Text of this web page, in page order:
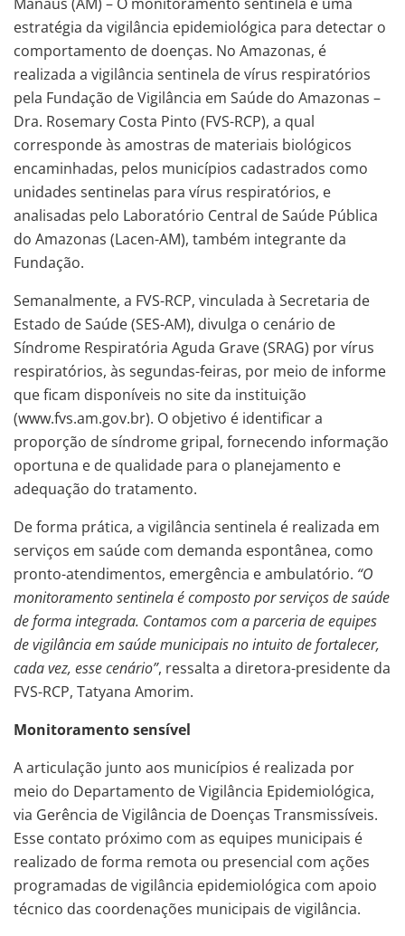
estratégia da vigilância epidemiológica para detectar o
comportamento de doenças. No Amazonas, é
realizada a vigilância sentinela de vírus respiratórios
pela Fundação de Vigilância em Saúde do Amazonas –
Dra. Rosemary Costa Pinto (FVS-RCP), a qual
corresponde às amostras de materiais biológicos
encaminhadas, pelos municípios cadastrados como
unidades sentinelas para vírus respiratórios, e
analisadas pelo Laboratório Central de Saúde Pública
do Amazonas (Lacen-AM), também integrante da
Fundação.
Semanalmente, a FVS-RCP, vinculada à Secretaria de
Estado de Saúde (SES-AM), divulga o cenário de
Síndrome Respiratória Aguda Grave (SRAG) por vírus
respiratórios, às segundas-feiras, por meio de informe
que ficam disponíveis no site da instituição
(www.fvs.am.gov.br). O objetivo é identificar a
proporção de síndrome gripal, fornecendo informação
oportuna e de qualidade para o planejamento e
adequação do tratamento.
De forma prática, a vigilância sentinela é realizada em
serviços em saúde com demanda espontânea, como
pronto-atendimentos, emergência e ambulatório. “O
monitoramento sentinela é composto por serviços de saúde
de forma integrada. Contamos com a parceria de equipes
de vigilância em saúde municipais no intuito de fortalecer,
cada vez, esse cenário”, ressalta a diretora-presidente da
FVS-RCP, Tatyana Amorim.
Monitoramento sensível
A articulação junto aos municípios é realizada por
meio do Departamento de Vigilância Epidemiológica,
via Gerência de Vigilância de Doenças Transmissíveis.
Esse contato próximo com as equipes municipais é
realizado de forma remota ou presencial com ações
programadas de vigilância epidemiológica com apoio
técnico das coordenações municipais de vigilância.